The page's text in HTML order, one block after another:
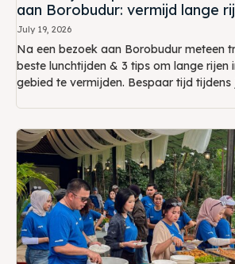
aan Borobudur: vermijd lange
July 19, 2026
Na een bezoek aan Borobudur meteen
beste lunchtijden & 3 tips om lange rijen
gebied te vermijden. Bespaar tijd tijdens